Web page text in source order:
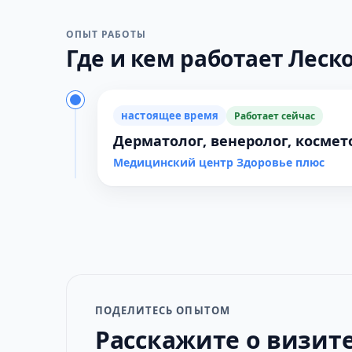
ОПЫТ РАБОТЫ
Где и кем работает
настоящее время Работает сейчас
Дерматолог, венеролог,
Медицинский центр Здоровье плюс
ПОДЕЛИТЕСЬ ОПЫТОМ
Расскажите о